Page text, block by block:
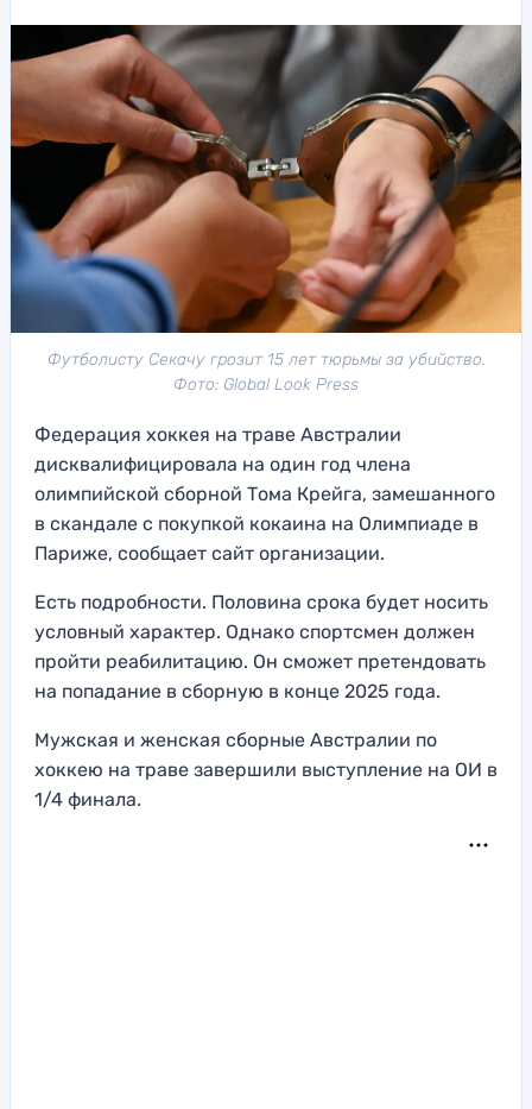
Футболисту Секачу грозит 15 лет тюрьмы за убийство.
Фото: Global Look Press
Федерация хоккея на траве Австралии
дисквалифицировала на один год члена
олимпийской сборной Тома Крейга, замешанного
в скандале с покупкой кокаина на Олимпиаде в
Париже, сообщает сайт организации.
Есть подробности. Половина срока будет носить
условный характер. Однако спортсмен должен
пройти реабилитацию. Он сможет претендовать
на попадание в сборную в конце 2025 года.
Мужская и женская сборные Австралии по
хоккею на траве завершили выступление на ОИ в
1/4 финала.